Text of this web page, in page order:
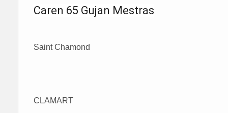
Caren 65 Gujan Mestras
Saint Chamond
CLAMART